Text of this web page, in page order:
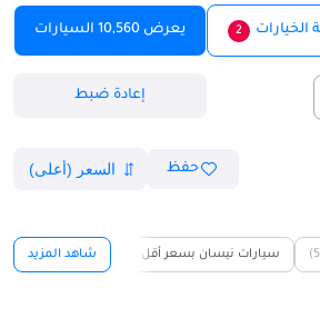
الخيارات 2 يعرض 10,560 السيارات
إعادة ضبط
حفظ
سيارات نيسان بسعر أقل من شاهد المزيد